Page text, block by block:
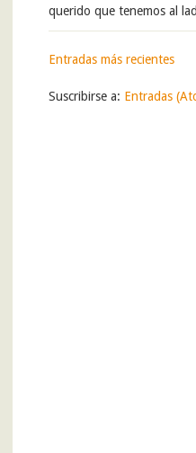
querido que tenemos al
Entradas más recientes
Suscribirse a: Entradas